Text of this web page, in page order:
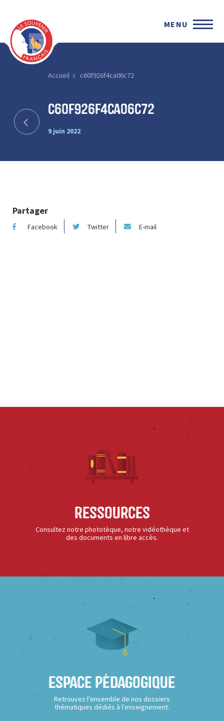
MENU
Accueil c60f926f4ca06c72
c60f926f4ca06c72
9 juin 2022
Partager
Facebook Twitter E-mail
Ressources
Consultez notre phototèque, notre vidéothèque et
des documents en libre accès.
Espace Pédagogique
Retrouvez l’ensemble de nos dossiers
thématiques dédiés à l’enseignement.